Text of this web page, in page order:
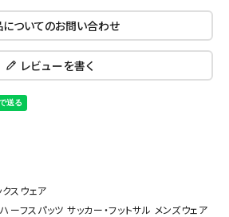
ついてのお問い合わせ
レビューを書く
クスウェア
フスパッツ サッカー・フットサル メンズウェア